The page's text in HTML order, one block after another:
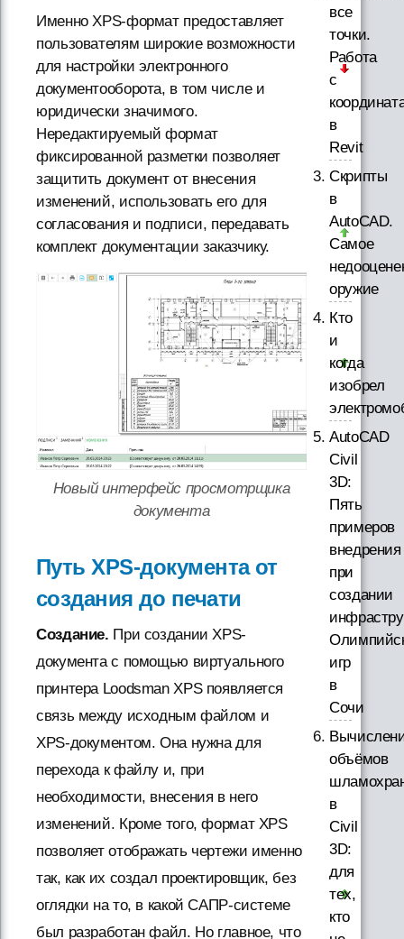
Именно XPS-формат предоставляет
пользователям широкие возможности
для настройки электронного
документооборота, в том числе и
юридически значимого.
Нередактируемый формат
фиксированной разметки позволяет
защитить документ от внесения
изменений, использовать его для
согласования и подписи, передавать
комплект документации заказчику.
Новый интерфейс просмотрщика
документа
Путь XPS-документа от
создания до печати
Создание. При создании XPS-
документа с помощью виртуального
принтера Loodsman XPS появляется
связь между исходным файлом и
XPS-документом. Она нужна для
перехода к файлу и, при
необходимости, внесения в него
изменений. Кроме того, формат XPS
позволяет отображать чертежи именно
так, как их создал проектировщик, без
оглядки на то, в какой САПР-системе
был разработан файл. Но главное, что
все
точки.
Работа
с
в
Revit
Скрипты
в
AutoCAD.
Самое
оружие
Кто
и
когда
изобрел
AutoCAD
Civil
3D:
Пять
примеров
внедрения
при
создании
игр
в
Сочи
объёмов
в
Civil
3D:
для
тех,
кто